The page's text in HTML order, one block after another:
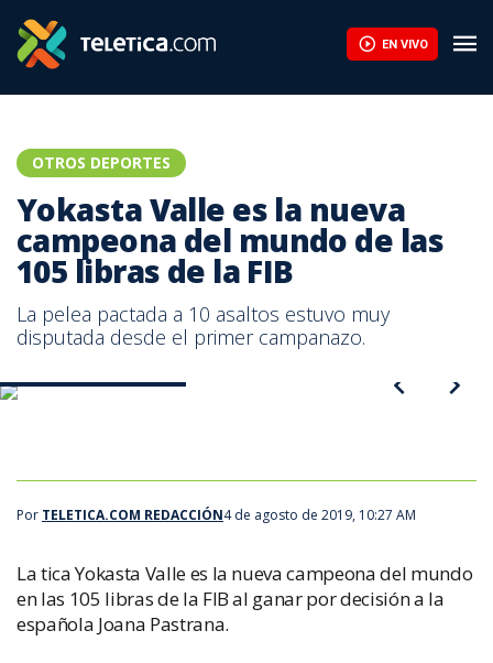
EN VIVO
OTROS DEPORTES
Yokasta Valle es la nueva
campeona del mundo de las
105 libras de la FIB
La pelea pactada a 10 asaltos estuvo muy
disputada desde el primer campanazo.
de la FIB
Por TELETICA.COM REDACCIÓN4 de agosto de 2019, 10:27 AM
La tica Yokasta Valle es la nueva campeona del mundo
en las 105 libras de la FIB al ganar por decisión a la
española Joana Pastrana.